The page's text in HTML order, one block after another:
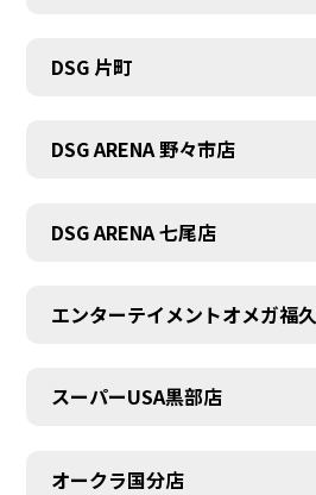
DSG 片町
DSG ARENA 野々市店
DSG ARENA 七尾店
エンターテイメントオメガ福
スーパーUSA黒部店
オークラ国分店